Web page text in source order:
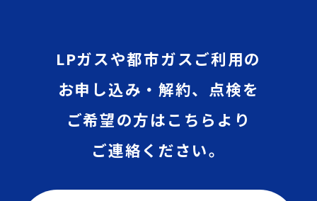
LPガスや都市ガスご利用の
お申し込み・解約、点検を
ご希望の方はこちらより
ご連絡ください。